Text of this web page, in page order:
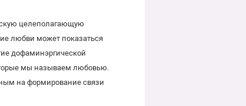
целеполагающую
любви может показаться
дофаминэргической
мы называем любовью.
на формирование связи